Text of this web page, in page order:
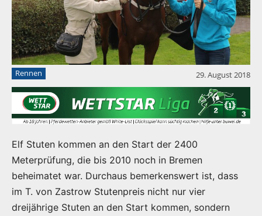
Rennen 29. August 2018
Elf Stuten kommen an den Start der 2400
Meterprüfung, die bis 2010 noch in Bremen
beheimatet war. Durchaus bemerkenswert ist, dass
im T. von Zastrow Stutenpreis nicht nur vier
dreijährige Stuten an den Start kommen, sondern